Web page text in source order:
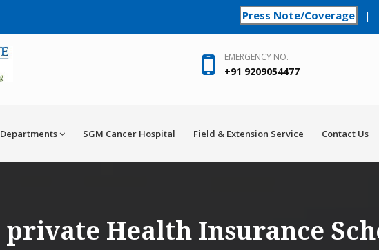
Press Note/Coverage |
EMERGENCY NO.
+91 9209054477
Departments SGM Cancer Hospital Field & Extension Service Contact Us
Health Insurance